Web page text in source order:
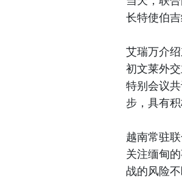
长特使伯吉
艾瑞万介
初文莱外
特别会议
步，具有积
越南常驻
关注缅甸
战的风险